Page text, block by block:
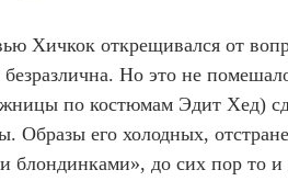
Хичкок открещивался от
Но это не
по костюмам Эдит Хед)
Образы его холодных,
блондинками», до сих пор то